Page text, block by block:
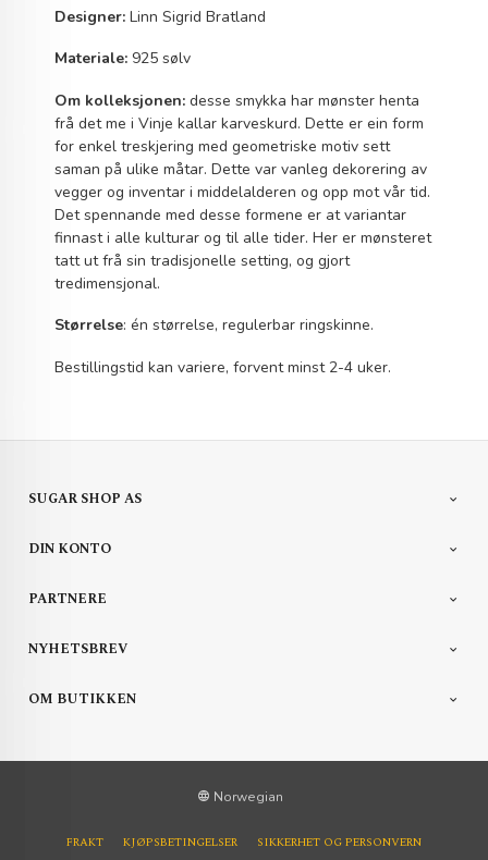
Designer: Linn Sigrid Bratland
Materiale: 925 sølv
Om kolleksjonen:desse smykka har mønster henta
frå det me i Vinje kallar karveskurd. Dette er ein form
for enkel treskjering med geometriske motiv sett
saman på ulike måtar. Dette var vanleg dekorering av
vegger og inventar i middelalderen og opp mot vår tid.
Det spennande med desse formene er at variantar
finnast i alle kulturar og til alle tider. Her er mønsteret
tatt ut frå sin tradisjonelle setting, og gjort
tredimensjonal.
Størrelse: én størrelse, regulerbar ringskinne.
Bestillingstid kan variere, forvent minst 2-4 uker.
SUGAR SHOP AS
DIN KONTO
PARTNERE
NYHETSBREV
OM BUTIKKEN
Norwegian
FRAKT KJØPSBETINGELSER SIKKERHET OG PERSONVERN